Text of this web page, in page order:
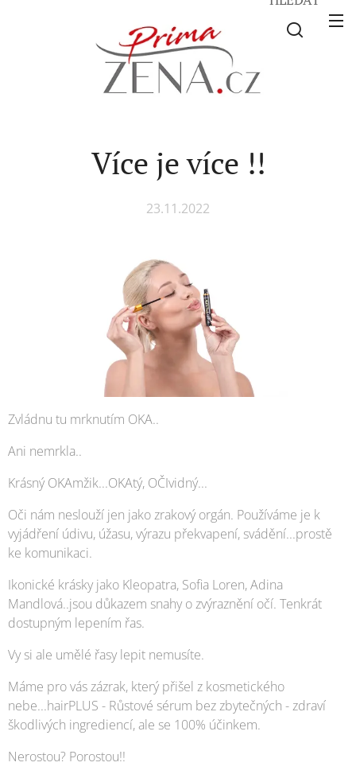
Více je více !!
23.11.2022
Zvládnu tu mrknutím OKA..
Ani nemrkla..
Krásný OKAmžik...OKAtý, OČIvidný...
Oči nám neslouží jen jako zrakový orgán. Používáme je k
vyjádření údivu, úžasu, výrazu překvapení, svádění...prostě
ke komunikaci.
Ikonické krásky jako Kleopatra, Sofia Loren, Adina
Mandlová..jsou důkazem snahy o zvýraznění očí. Tenkrát
dostupným lepením řas.
Vy si ale umělé řasy lepit nemusíte.
Máme pro vás zázrak, který přišel z kosmetického
nebe...hairPLUS - Růstové sérum bez zbytečných - zdraví
škodlivých ingrediencí, ale se 100% účinkem.
Nerostou? Porostou!!